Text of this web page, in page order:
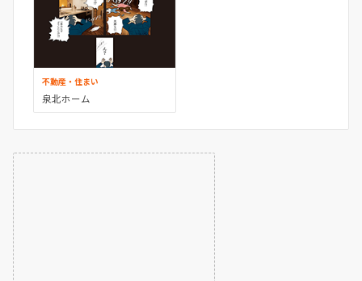
不動産・住まい
泉北ホーム